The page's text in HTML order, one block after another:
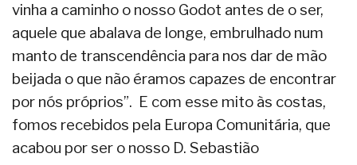
vinha a caminho o nosso Godot antes de o ser,
aquele que abalava de longe, embrulhado num
manto de transcendência para nos dar de mão
beijada o que não éramos capazes de encontrar
por nós próprios”. E com esse mito às costas,
fomos recebidos pela Europa Comunitária, que
acabou por ser o nosso D. Sebastião